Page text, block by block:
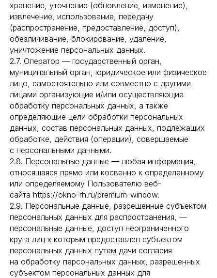
хранение, уточнение (обновление, изменение),
извлечение, использование, передачу
(распространение, предоставление, доступ),
обезличивание, блокирование, удаление,
уничтожение персональных данных.
2.7. Оператор — государственный орган,
муниципальный орган, юридическое или физическое
лицо, самостоятельно или совместно с другими
лицами организующие и/или осуществляющие
обработку персональных данных, а также
определяющие цели обработки персональных
данных, состав персональных данных, подлежащих
обработке, действия (операции), совершаемые
с персональными данными.
2.8. Персональные данные — любая информация,
относящаяся прямо или косвенно к определенному
или определяемому Пользователю веб-
сайта https://okno-rh.ru/premium-window.
2.9. Персональные данные, разрешенные субъектом
персональных данных для распространения, —
персональные данные, доступ неограниченного
круга лиц к которым предоставлен субъектом
персональных данных путем дачи согласия
на обработку персональных данных, разрешенных
субъектом персональных данных для